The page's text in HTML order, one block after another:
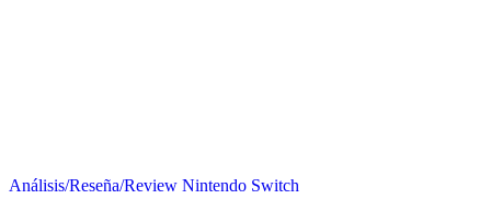
Análisis/Reseña/Review Nintendo Switch